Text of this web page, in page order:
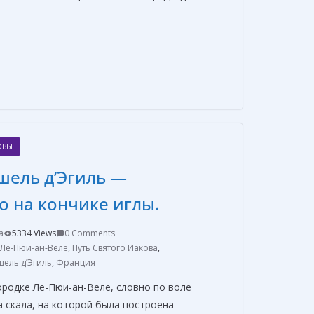
д’Эгиль —
на кончике иглы.
5334 Views
0 Comments
Ле-Пюи-ан-Веле, Путь Святого Иакова,
д’Эгиль, Франция
Ле-Пюи-ан-Веле, словно по воле
на которой была построена